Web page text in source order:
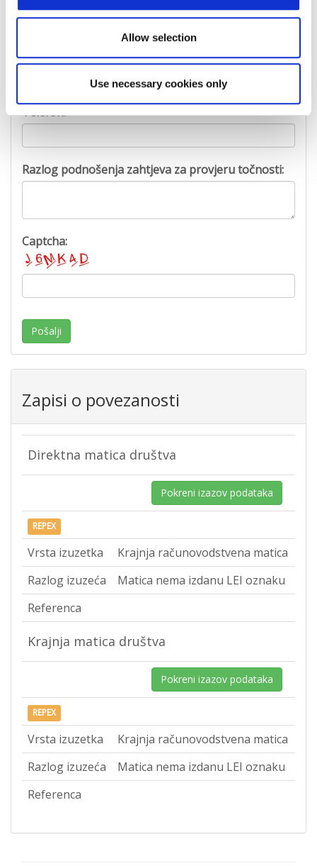
Allow selection
Use necessary cookies only
E-mail adresa:
Telefon:
Razlog podnošenja zahtjeva za provjeru točnosti:
Captcha:
Pošalji
Zapisi o povezanosti
Direktna matica društva
Pokreni izazov podataka
REPEX
Vrsta izuzetka
Krajnja računovodstvena matica
Razlog izuzeća
Matica nema izdanu LEI oznaku
Referenca
Krajnja matica društva
Pokreni izazov podataka
REPEX
Vrsta izuzetka
Krajnja računovodstvena matica
Razlog izuzeća
Matica nema izdanu LEI oznaku
Referenca